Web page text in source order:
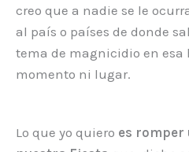
creo que a nadie se le
al país o países de donde
tema de magnicidio en esa
momento ni lugar.
Lo que yo quiero es romper